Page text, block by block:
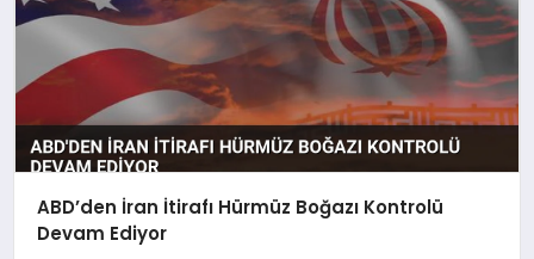
ABD’den İran İtirafı Hürmüz Boğazı Kontrolü
Devam Ediyor